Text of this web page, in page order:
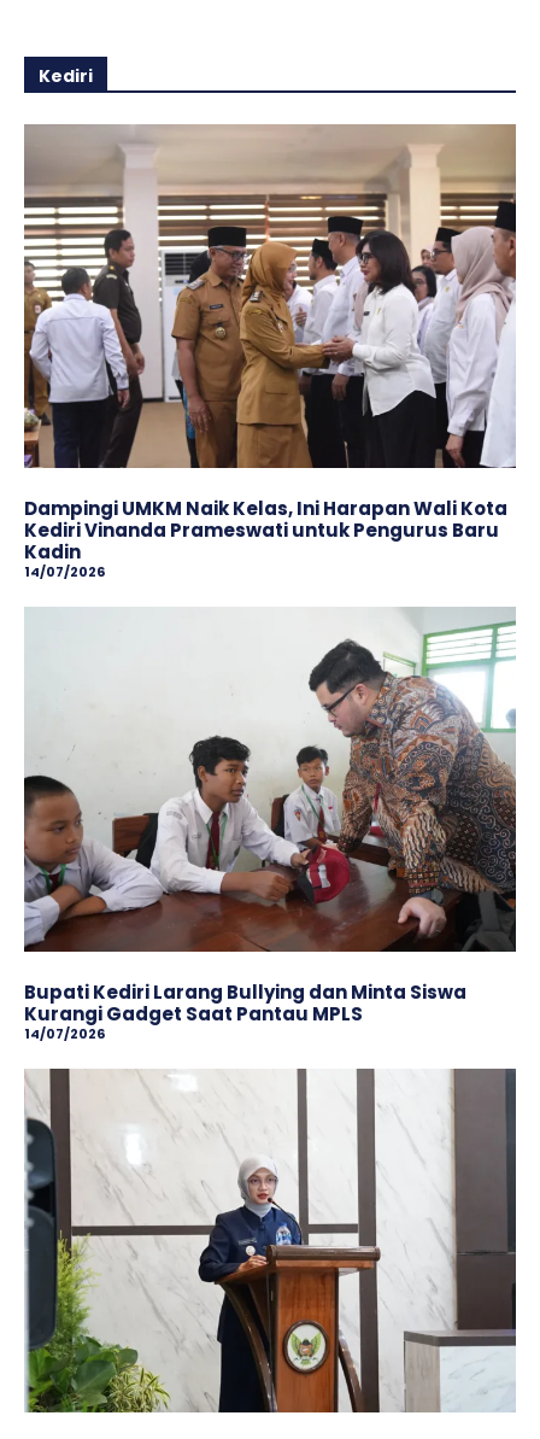
Kediri
Dampingi UMKM Naik Kelas, Ini Harapan Wali Kota
Kediri Vinanda Prameswati untuk Pengurus Baru
Kadin
14/07/2026
Bupati Kediri Larang Bullying dan Minta Siswa
Kurangi Gadget Saat Pantau MPLS
14/07/2026